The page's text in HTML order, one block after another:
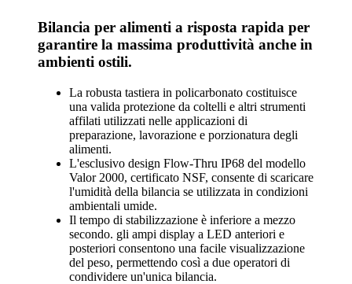
Bilancia per alimenti a risposta rapida per
garantire la massima produttività anche in
ambienti ostili.
La robusta tastiera in policarbonato costituisce
una valida protezione da coltelli e altri strumenti
affilati utilizzati nelle applicazioni di
preparazione, lavorazione e porzionatura degli
alimenti.
L'esclusivo design Flow-Thru IP68 del modello
Valor 2000, certificato NSF, consente di scaricare
l'umidità della bilancia se utilizzata in condizioni
ambientali umide.
Il tempo di stabilizzazione è inferiore a mezzo
secondo. gli ampi display a LED anteriori e
posteriori consentono una facile visualizzazione
del peso, permettendo così a due operatori di
condividere un'unica bilancia.